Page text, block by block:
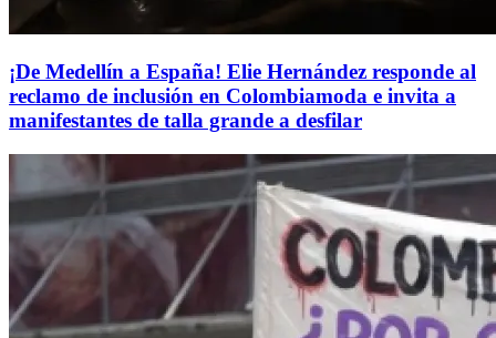
¡De Medellín a España! Elie Hernández responde al
reclamo de inclusión en Colombiamoda e invita a
manifestantes de talla grande a desfilar